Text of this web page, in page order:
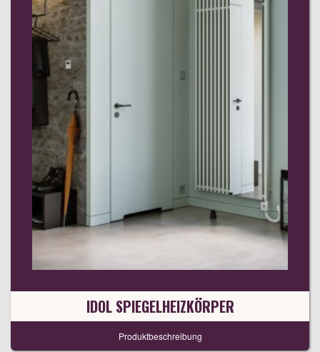
IDOL SPIEGELHEIZKÖRPER
Produktbeschreibung